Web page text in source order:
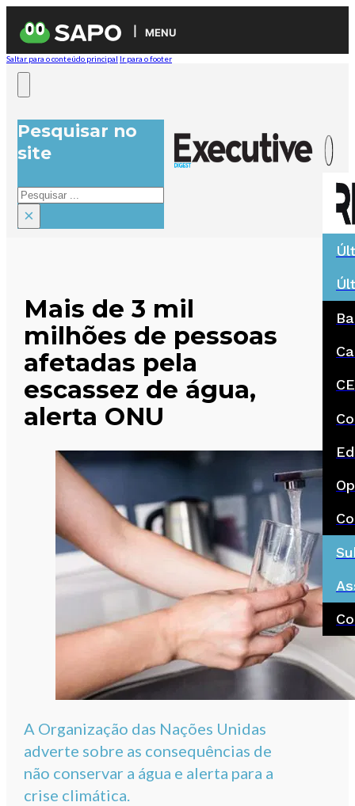
MENU
Saltar para o conteúdo principal Ir para o footer
Pesquisar no
site
Pesquisar
×
Mais de 3 mil
milhões de pessoas
afetadas pela
escassez de água,
alerta ONU
A Organização das Nações Unidas
adverte sobre as consequências de
não conservar a água e alerta para a
crise climática.